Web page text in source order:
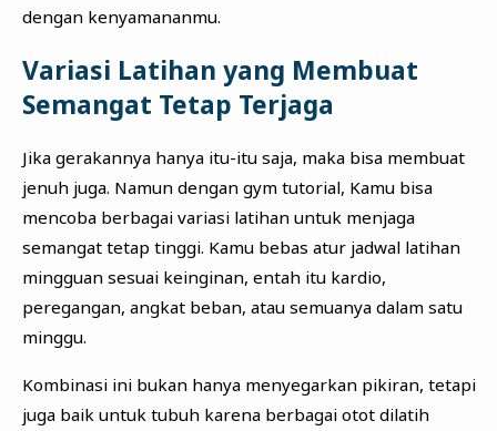
dengan kenyamananmu.
Variasi Latihan yang Membuat
Semangat Tetap Terjaga
Jika gerakannya hanya itu-itu saja, maka bisa membuat
jenuh juga. Namun dengan gym tutorial, Kamu bisa
mencoba berbagai variasi latihan untuk menjaga
semangat tetap tinggi. Kamu bebas atur jadwal latihan
mingguan sesuai keinginan, entah itu kardio,
peregangan, angkat beban, atau semuanya dalam satu
minggu.
Kombinasi ini bukan hanya menyegarkan pikiran, tetapi
juga baik untuk tubuh karena berbagai otot dilatih